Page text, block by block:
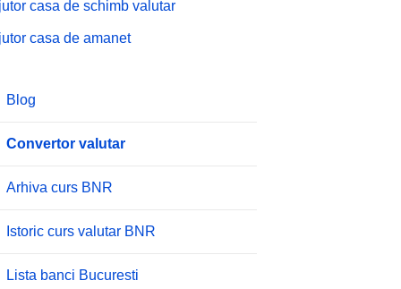
casa de schimb valutar
casa de amanet
Blog
Convertor valutar
Arhiva curs BNR
Istoric curs valutar BNR
Lista banci Bucuresti